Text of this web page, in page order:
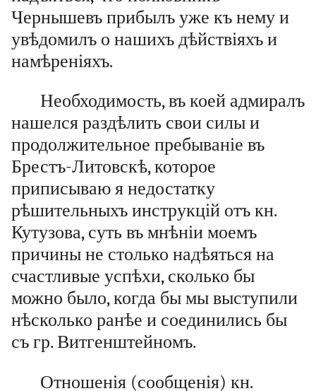
Чернышевъ прибылъ уже къ нему и
увѣдомилъ о нашихъ дѣйствіяхъ и
намѣреніяхъ.
Необходимость, въ коей адмиралъ
нашелся раздѣлить свои силы и
продолжительное пребываніе въ
Брестъ-Литовскѣ, которое
приписываю я недостатку
рѣшительныхъ инструкцій отъ кн.
Кутузова, суть въ мнѣніи моемъ
причины не столько надѣяться на
счастливые успѣхи, сколько бы
можно было, когда бы мы выступили
нѣсколько ранѣе и соединились бы
съ гр. Витгенштейномъ.
Отношенія (сообщенія) кн.